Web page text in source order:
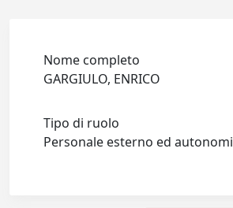
Nome completo
GARGIULO, ENRICO
Tipo di ruolo
Personale esterno ed autonomi